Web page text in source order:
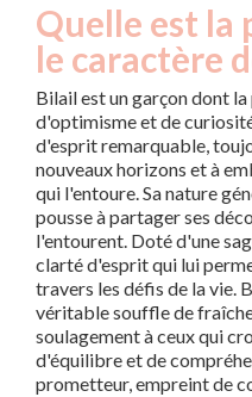
Quelle est la
le caractère
Bilail est un garçon dont
d'optimisme et de
d'esprit remarquable,
nouveaux horizons et à
qui l'entoure. Sa nature
pousse à partager ses
l'entourent. Doté d'une
clarté d'esprit qui lui
travers les défis de la vie.
véritable souffle de
soulagement à ceux qui
d'équilibre et de
prometteur, empreint de